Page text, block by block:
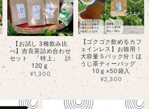
【お試し 3種飲み比
べ】吉良茶詰め合わせ
セット 「特上」 計
120ｇ
¥1,300
【ゴクゴク飲めるカフ
ェインレス】お徳用！
大容量５パック分！ほ
うじ茶ティーバッグ
10ｇ×50袋入
¥2,300